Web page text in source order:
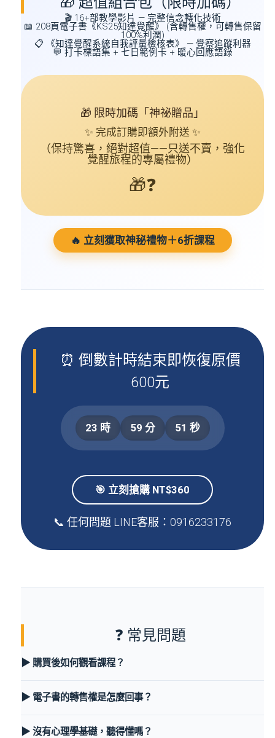
🎬 16+部教學影片 — 完整信念轉化技術
📖 208頁電子書《KS25知達覺醒》 (含轉售權，可轉售保留
100%利潤)
📋 《知達覺醒系統自我評量檢核表》 — 覺察追蹤利器
💬 打卡標語集 + 七日範例卡 + 暖心回應語錄
🎁 限時加碼「神祕贈品」
✨ 完成訂購即額外附送 ✨
（保持驚喜，絕對超值——只送不賣，強化
覺醒旅程的專屬禮物）
🎁❓
🔥 立刻獲取神秘禮物＋6折課程
⏰ 倒數計時結束即恢復原價
600元
23 時 59 分 50 秒
🎯 立刻搶購 NT$360
📞 任何問題 LINE客服：0916233176
❓ 常見問題
▶ 購買後如何觀看課程？
▶ 電子書的轉售權是怎麼回事？
▶ 沒有心理學基礎，聽得懂嗎？